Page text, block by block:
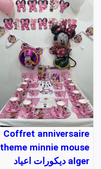
Coffret anniversaire
theme minnie mouse
alger ديكورات اعياد